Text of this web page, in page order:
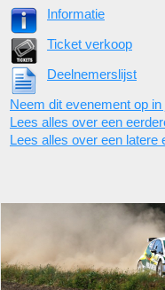
Informatie
Ticket verkoop
Deelnemerslijst
Neem dit evenement op in
Lees alles over een
Lees alles over een latere